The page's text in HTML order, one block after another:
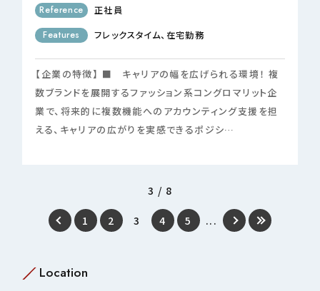
Reference
正社員
Features
フレックスタイム 在宅勤務
【企業の特徴】 ■ キャリアの幅を広げられる環境！ 複
数ブランドを展開するファッション系コングロマリット企
業で、将来的に複数機能へのアカウンティング支援を担
える、キャリアの広がりを実感できるポジシ…
3 / 8
1 2 3 4 5 ...
Location